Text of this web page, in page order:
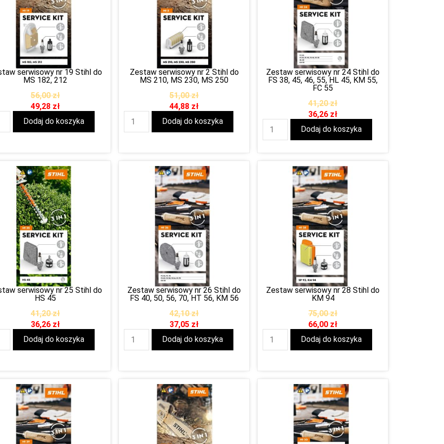
serwisowy nr 19 Stihl do
MS 182, 212
56,00zł
49,28 zł
Dodaj do koszyka
Zestaw serwisowy nr 2 Stihl do
MS 210, MS 230, MS 250
51,00zł
44,88 zł
Dodaj do koszyka
Zestaw serwisowy nr 24 Stihl do
FS 38, 45, 46, 55, HL 45, KM 55,
FC 55
41,20zł
36,26 zł
Dodaj do koszyka
serwisowy nr 25 Stihl do
HS 45
41,20zł
36,26 zł
Dodaj do koszyka
Zestaw serwisowy nr 26 Stihl do
FS 40, 50, 56, 70, HT 56, KM 56
42,10zł
37,05 zł
Dodaj do koszyka
Zestaw serwisowy nr 28 Stihl do
KM 94
75,00zł
66,00 zł
Dodaj do koszyka